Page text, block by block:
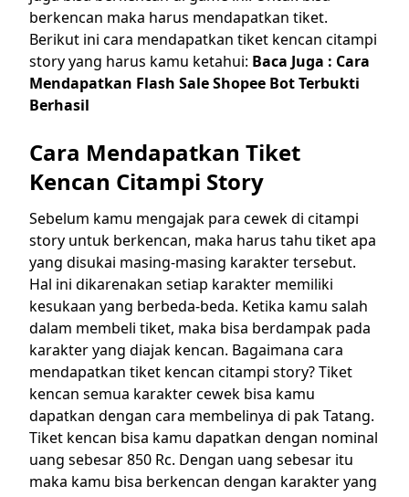
berkencan maka harus mendapatkan tiket.
Berikut ini cara mendapatkan tiket kencan citampi
story yang harus kamu ketahui: Baca Juga : Cara
Mendapatkan Flash Sale Shopee Bot Terbukti
Berhasil
Cara Mendapatkan Tiket
Kencan Citampi Story
Sebelum kamu mengajak para cewek di citampi
story untuk berkencan, maka harus tahu tiket apa
yang disukai masing-masing karakter tersebut.
Hal ini dikarenakan setiap karakter memiliki
kesukaan yang berbeda-beda. Ketika kamu salah
dalam membeli tiket, maka bisa berdampak pada
karakter yang diajak kencan. Bagaimana cara
mendapatkan tiket kencan citampi story? Tiket
kencan semua karakter cewek bisa kamu
dapatkan dengan cara membelinya di pak Tatang.
Tiket kencan bisa kamu dapatkan dengan nominal
uang sebesar 850 Rc. Dengan uang sebesar itu
maka kamu bisa berkencan dengan karakter yang